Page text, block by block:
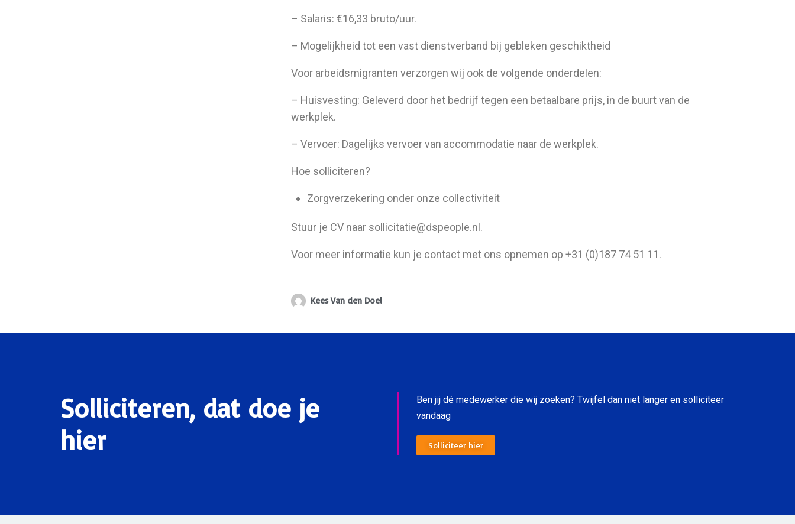
– Salaris: €16,33 bruto/uur.
– Mogelijkheid tot een vast dienstverband bij gebleken geschiktheid
Voor arbeidsmigranten verzorgen wij ook de volgende onderdelen:
– Huisvesting: Geleverd door het bedrijf tegen een betaalbare prijs, in de buurt van de
werkplek.
– Vervoer: Dagelijks vervoer van accommodatie naar de werkplek.
Hoe solliciteren?
Zorgverzekering onder onze collectiviteit
Stuur je CV naar sollicitatie@dspeople.nl.
Voor meer informatie kun je contact met ons opnemen op +31 (0)187 74 51 11.
Kees Van den Doel
Solliciteren, dat doe je
hier
Ben jij dé medewerker die wij zoeken? Twijfel dan niet langer en solliciteer
vandaag
Solliciteer hier